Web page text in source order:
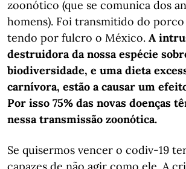
zoonótico (que se comunica dos
homens). Foi transmitido do porco
tendo por fulcro o México. A
destruidora da nossa espécie
biodiversidade, e uma dieta
carnívora, estão a causar um
Por isso 75% das novas doenças
nessa transmissão zoonótica.
Se quisermos vencer o codiv-19